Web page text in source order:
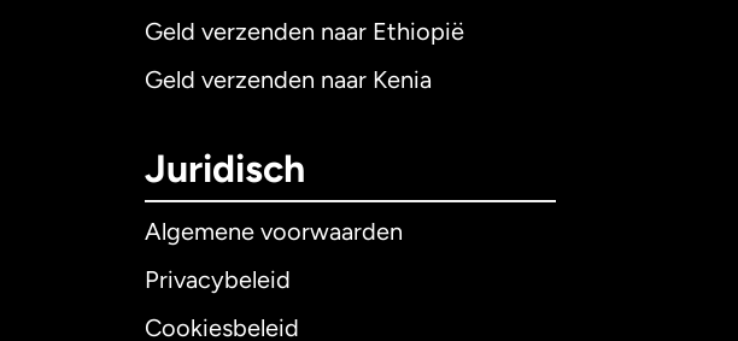
Geld verzenden naar Ethiopië
Geld verzenden naar Kenia
Juridisch
Algemene voorwaarden
Privacybeleid
Cookiesbeleid